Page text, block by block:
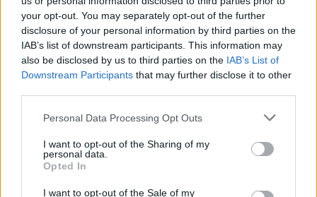
your opt-out. You may separately opt-out of the further
disclosure of your personal information by third parties on the
IAB’s list of downstream participants. This information may
also be disclosed by us to third parties on the IAB’s List of
Downstream Participants that may further disclose it to other
Personal Data Processing Opt Outs
I want to opt-out of the Sharing of my
personal data.
Opted In
I want to opt-out of the Sale of my